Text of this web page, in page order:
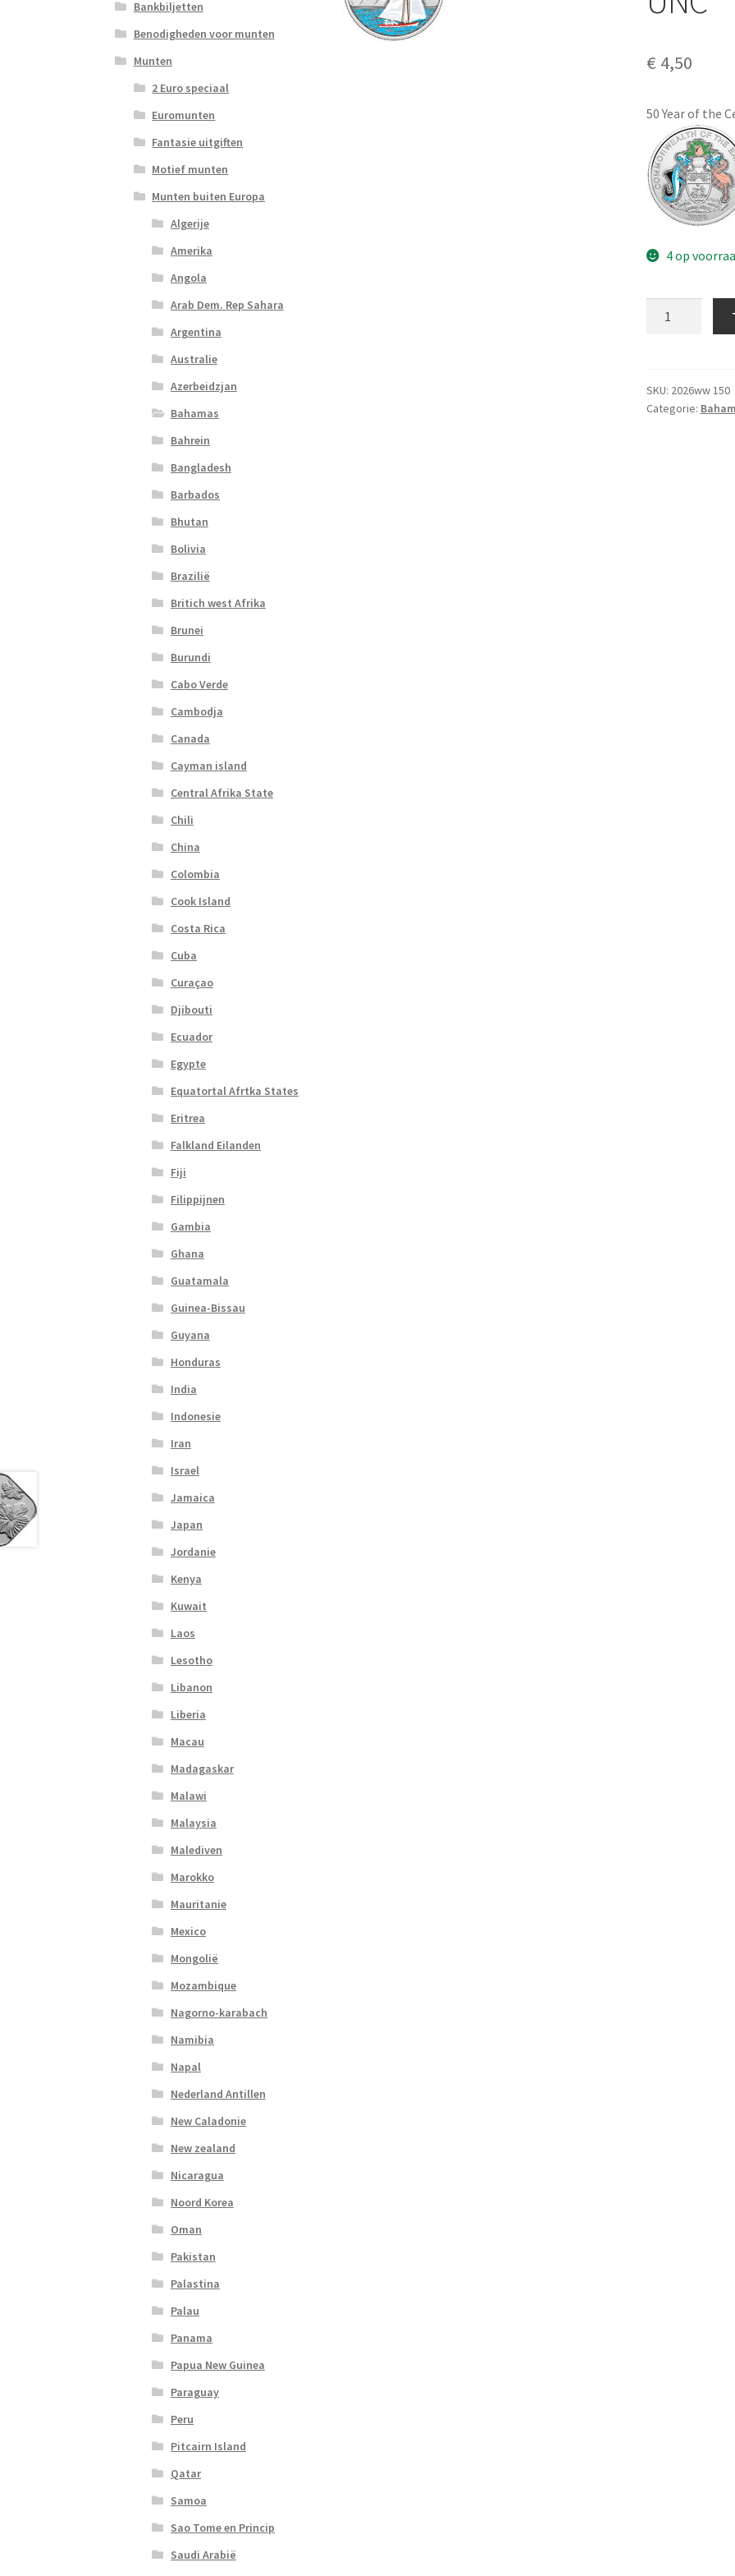
€ 4,50
50 Year of the
4 op
UNC
aantal
SKU: 2026ww 150
Categorie:
Bankbiljetten
Benodigheden voor munten
Munten
2 Euro speciaal
Euromunten
Fantasie uitgiften
Motief munten
Munten buiten Europa
Algerije
Amerika
Angola
Arab Dem. Rep Sahara
Argentina
Australie
Azerbeidzjan
Bahamas
Bahrein
Bangladesh
Barbados
Bhutan
Bolivia
Brazilië
Britich west Afrika
Brunei
Burundi
Cabo Verde
Cambodja
Canada
Cayman island
Central Afrika State
Chili
China
Colombia
Cook Island
Costa Rica
Cuba
Curaçao
Djibouti
Ecuador
Egypte
Equatortal Afrtka States
Eritrea
Falkland Eilanden
Fiji
Filippijnen
Gambia
Ghana
Guatamala
Guinea-Bissau
Guyana
Honduras
India
Indonesie
Iran
Israel
Jamaica
Japan
Jordanie
Kenya
Kuwait
Laos
Lesotho
Libanon
Liberia
Macau
Madagaskar
Malawi
Malaysia
Malediven
Marokko
Mauritanie
Mexico
Mongolië
Mozambique
Nagorno-karabach
Namibia
Napal
Nederland Antillen
New Caladonie
New zealand
Nicaragua
Noord Korea
Oman
Pakistan
Palastina
Palau
Panama
Papua New Guinea
Paraguay
Peru
Pitcairn Island
Qatar
Samoa
Sao Tome en Princip
Saudi Arabië